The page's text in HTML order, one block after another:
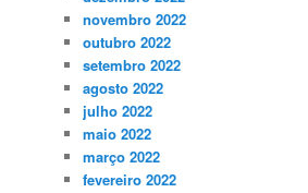
novembro 2022
outubro 2022
setembro 2022
agosto 2022
julho 2022
maio 2022
março 2022
fevereiro 2022